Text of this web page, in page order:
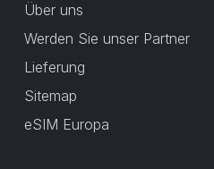
Über uns
Werden Sie unser Partner
Lieferung
Sitemap
eSIM Europa